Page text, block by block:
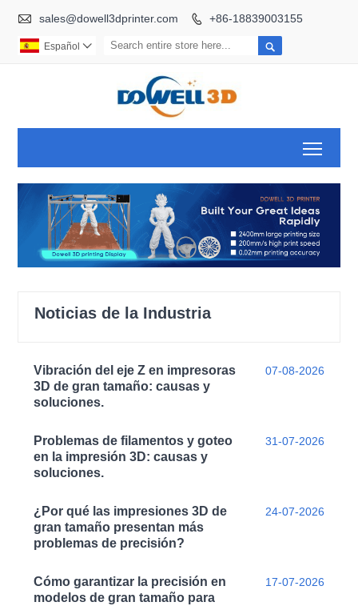
 sales@dowell3dprinter.com  +86-18839003155

Español 
Noticias de la Industria
Vibración del eje Z en impresoras
3D de gran tamaño: causas y
soluciones.
07-08-2026
Problemas de filamentos y goteo
en la impresión 3D: causas y
soluciones.
31-07-2026
¿Por qué las impresiones 3D de
gran tamaño presentan más
problemas de precisión?
24-07-2026
Cómo garantizar la precisión en
modelos de gran tamaño para
17-07-2026